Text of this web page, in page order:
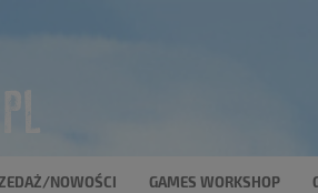
NOWOŚCI GAMES WORKSHOP